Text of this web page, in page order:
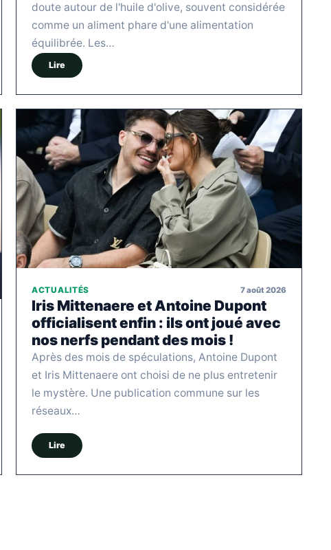
doute autour de l'huile d'olive, souvent considérée
comme un aliment phare d'une alimentation
équilibrée. Les…
Lire
ACTUALITÉS 7 août 2026
Iris Mittenaere et Antoine Dupont
officialisent enfin : ils ont joué avec
nos nerfs pendant des mois !
Après des mois de spéculations, Antoine Dupont
et Iris Mittenaere ont choisi de ne plus entretenir
le mystère. Une publication commune sur les
réseaux…
Lire